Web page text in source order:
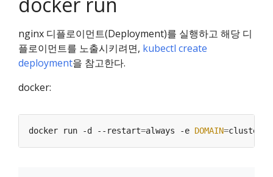
nginx 디플로이먼트(Deployment)를 실행하고 해당 디
플로이먼트를 노출시키려면, kubectl create
deployment을 참고한다.
docker:
docker run -d --restart=always -e DOMAIN=